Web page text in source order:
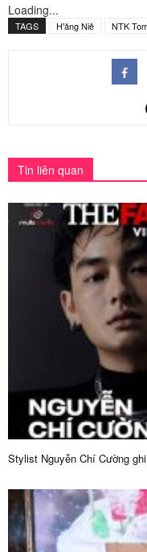
Loading...
TAGS H'ăng Niê NTK
Tin liên quan
Stylist Nguyễn Chí Cường